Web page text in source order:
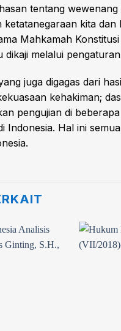
tentang
ketatanegaraan kita
Mahkamah
melalui
juga digagas dari
kehakiman;
pengujian di
Indonesia. Hal ini